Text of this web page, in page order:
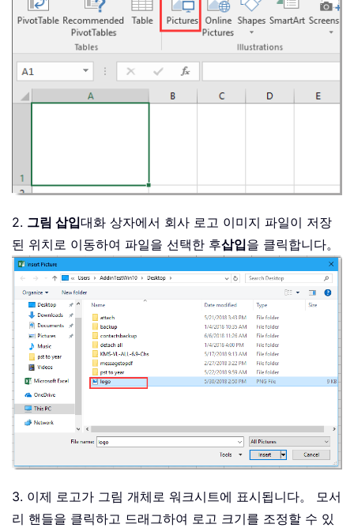
2. 그림 삽입대화 상자에서 회사 로고 이미지 파일이 저장
된 위치로 이동하여 파일을 선택한 후삽입을 클릭합니다。
3. 이제 로고가 그림 개체로 워크시트에 표시됩니다。 모서
리 핸들을 클릭하고 드래그하여 로고 크기를 조정할 수 있